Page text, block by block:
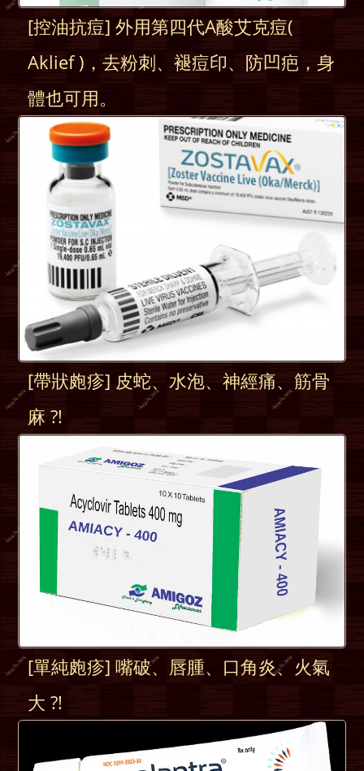
[控油抗痘] 外用第四代A酸艾克痘(
Aklief )，去粉刺、褪痘印、防凹疤，身
體也可用。
[帶狀皰疹] 皮蛇、水泡、神經痛、筋骨
麻 ?!
[單純皰疹] 嘴破、唇腫、口角炎、火氣
大 ?!